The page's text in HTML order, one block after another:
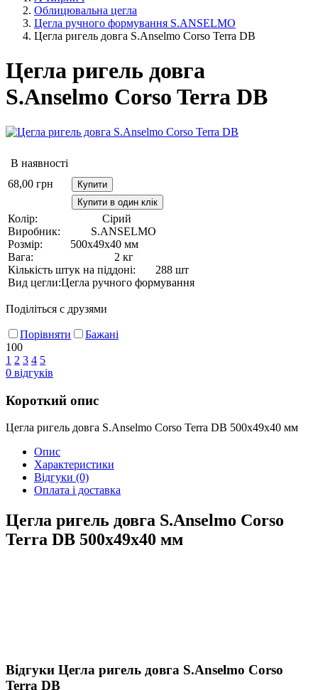
Облицювальна цегла
Цегла ручного формування S.ANSELMO
Цегла ригель довга S.Anselmo Corso Terra DB
Цегла ригель довга
S.Anselmo Corso Terra DB
В наявності
68,00 грн
Купити
Купити в один клік
Колір:
Сірий
Виробник:
S.ANSELMO
Розмір:
500х49х40 мм
Вага:
2 кг
Кількість штук на піддоні:
288 шт
Вид цегли:Цегла ручного формування
Поділіться с друзями
Порівняти
Бажані
100
1 2 3 4 5
0 відгуків
Короткий опис
Цегла ригель довга S.Anselmo Corso Terra DB 500х49х40 мм
Опис
Характеристики
Відгуки (0)
Оплата і доставка
Цегла ригель довга S.Anselmo Corso
Terra DB 500х49х40 мм
Відгуки Цегла ригель довга S.Anselmo Corso
Terra DB